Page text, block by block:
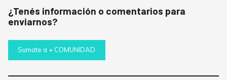
¿Tenés información o comentarios para
enviarnos?
Sumate a + COMUNIDAD